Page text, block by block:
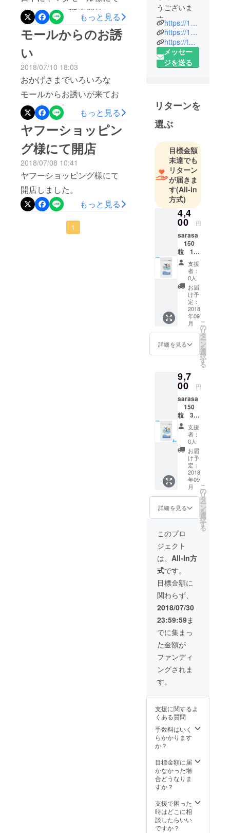
「sarasa」が販売開始しま
す✌️ ヤマダモールでsarasa
で検索するとでてきます。
よろしくお願いします。
もっと見る
モールからのお誘
い
2018/07/10 18:03
おかげさまでいろいろな
モールからお誘いが来てお
ります。 プロジェクトを成
功させて皆様に「Sarasa」
を届けたいと思っています
のでご支援お願い致しま
す。
もっと見る
ヤフーショッピン
グ様にて開店
2018/07/08 10:41
ヤフーショッピング様にて
開店しました。
もっと見る
1
うございま
す。
104Lab(ワン
ゼロフォー
ラボ)では、
独自の無添
料、着色
料、酸化防
止剤等一切
何も加えず
イワシの有
効成分を天
然のまま抽
出した
100％純粋な
サプリメン
トを販売し
ておりま
是非、お試
しくださ
https://104lab.com/
https://104lab.base.ec/
https://twitter.com/104Lab2
メッセー
ジを送る
リターンを
選ぶ
目標金額
未達でも
リターン
が届きま
す(All-in
方式)
4,4
00 円
sarasa
150
粒 1Ｐ
Ｃ
一ヵ月
分 通常
価格
5,980円
送料無
料。
支援
者：
0人
お届
け予
定：
2018
年09
月
詳細を見る
こ
の
リ
タ
ー
ン
を
選
択
す
る
9,7
00 円
sarasa
150
粒 3Ｐ
Ｃ
三ヵ月
分 通常
価格
12,940
円 送料
無料。
支援
者：
0人
お届
け予
定：
2018
年09
月
詳細を見る
こ
の
リ
タ
ー
ン
を
選
択
す
る
このプロ
ジェクト
は、 All-In方
式です。
目標金額に
関わらず、
2018/07/30
23:59:59ま
でに集まっ
た金額が
ファンディ
ングされま
す。
支援に関するよ
くある質問
手数料はいく
らかかります
か？
目標金額に届
かなかった場
合どうなりま
すか？
支援で困った
時はどこに相
談したらいい
ですか？